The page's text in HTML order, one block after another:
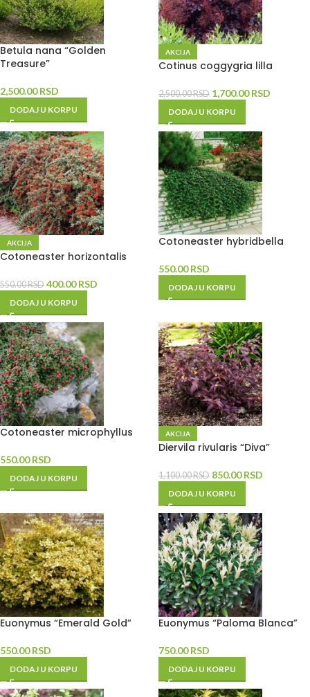
Betula nana “Golden
Treasure”
2,500.00RSD
DODAJ U KORPU
AKCIJA
Cotinus coggygria lilla
2,500.00RSD 1,700.00RSD
DODAJ U KORPU
AKCIJA
Cotoneaster horizontalis
550.00RSD 400.00RSD
DODAJ U KORPU
Cotoneaster hybridbella
550.00RSD
DODAJ U KORPU
Cotoneaster microphyllus
550.00RSD
DODAJ U KORPU
AKCIJA
Diervila rivularis “Diva”
1,100.00RSD 850.00RSD
DODAJ U KORPU
Euonymus “Emerald Gold”
550.00RSD
DODAJ U KORPU
Euonymus “Paloma Blanca”
750.00RSD
DODAJ U KORPU